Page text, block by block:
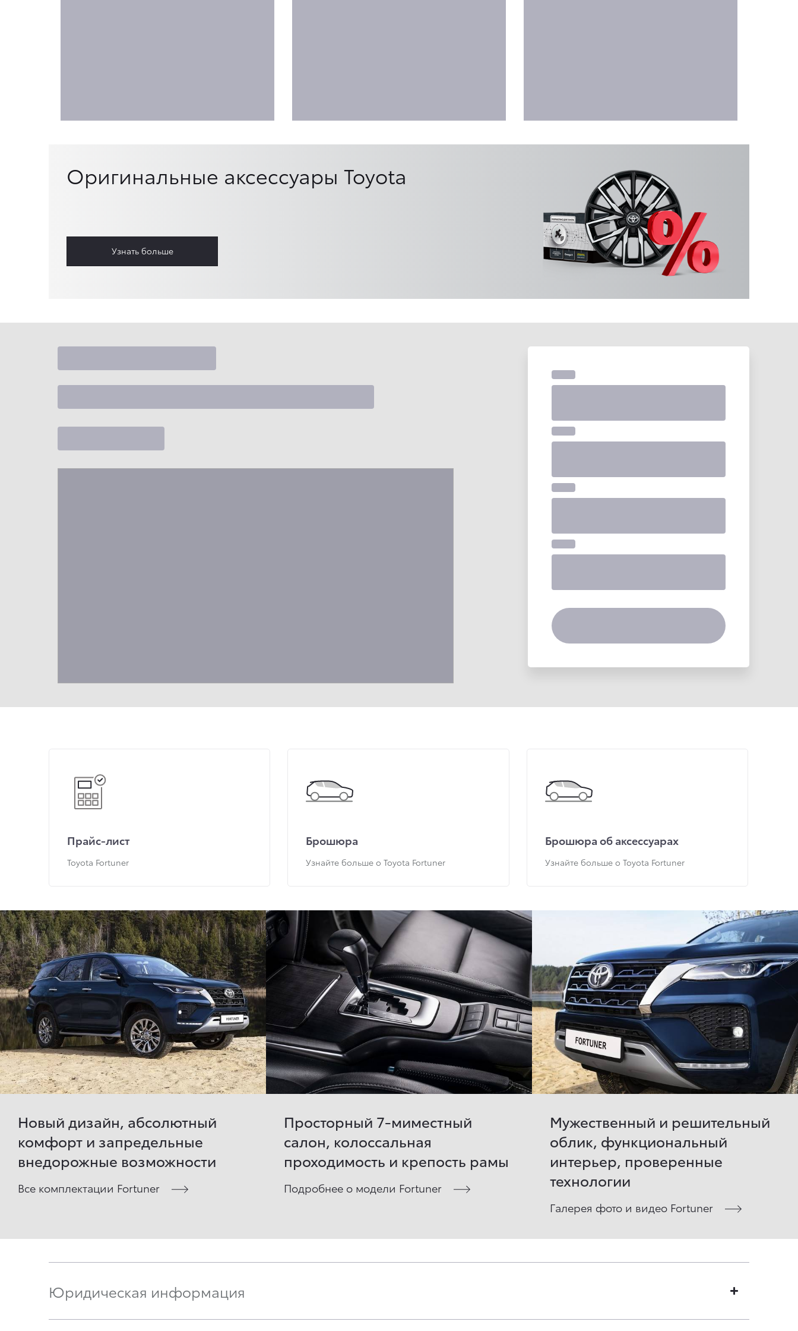
Оригинальные аксессуары Toyota
Узнать больше
Прайс-лист
Toyota Fortuner
Брошюра
Узнайте больше о Toyota Fortuner
Брошюра об аксессуарах
Узнайте больше о Toyota Fortuner
Новый дизайн, абсолютный
комфорт и запредельные
внедорожные возможности
Все комплектации Fortuner
Просторный 7-миместный
салон, колоссальная
проходимость и крепость рамы
Подробнее о модели Fortuner
Мужественный и решительный
облик, функциональный
интерьер, проверенные
технологии
Галерея фото и видео Fortuner
Юридическая информация